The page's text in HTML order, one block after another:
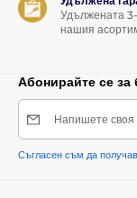
Удължената
нашия
Абонирайте се за
Напишете своя
Съгласен съм да